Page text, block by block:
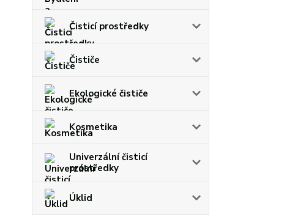
Čisticí prostředky
Čističe
Ekologické čističe
Kosmetika
Univerzální čisticí
prostředky
Úklid